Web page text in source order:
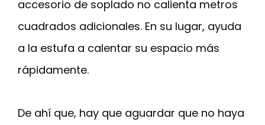
accesorio de soplado no calienta metros
cuadrados adicionales. En su lugar, ayuda
a la estufa a calentar su espacio más
rápidamente.
De ahí que, hay que aguardar que no haya